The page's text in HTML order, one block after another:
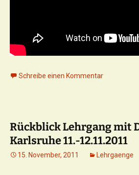
Schreibe einen Kommentar
Rückblick Lehrgang mit
Karlsruhe 11.-12.11.2011
15. November, 2011 Lehrgaenge